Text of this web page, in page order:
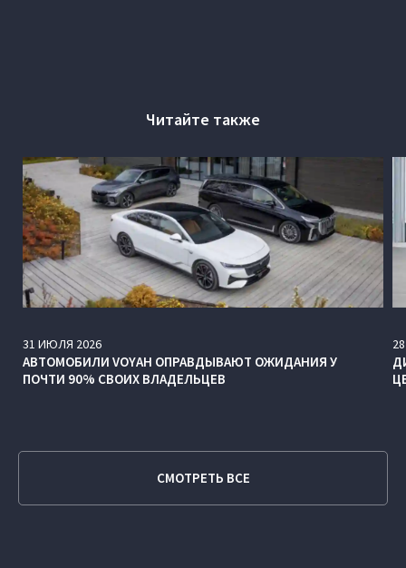
Читайте также
31 ИЮЛЯ 2026
АВТОМОБИЛИ VOYAH ОПРАВДЫВАЮТ ОЖИДАНИЯ У
ПОЧТИ 90% СВОИХ ВЛАДЕЛЬЦЕВ
28
СМОТРЕТЬ ВСЕ